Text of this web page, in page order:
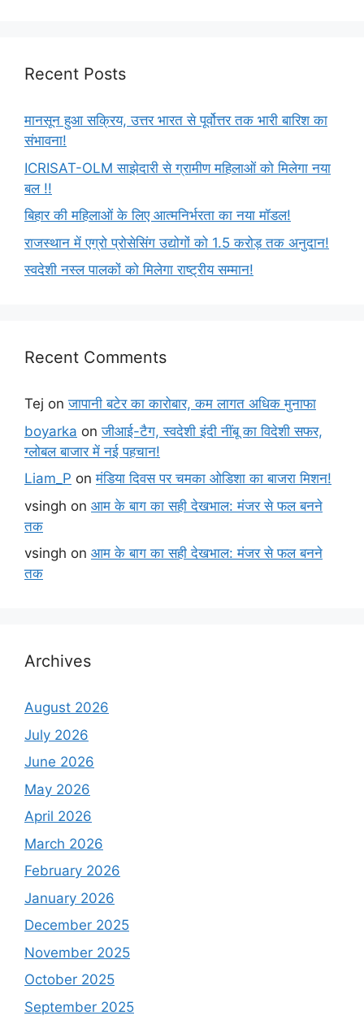
Recent Posts
मानसून हुआ सक्रिय, उत्तर भारत से पूर्वोत्तर तक भारी बारिश का
संभावना!
ICRISAT-OLM साझेदारी से ग्रामीण महिलाओं को मिलेगा नया
बल !!
बिहार की महिलाओं के लिए आत्मनिर्भरता का नया मॉडल!
राजस्थान में एग्रो प्रोसेसिंग उद्योगों को 1.5 करोड़ तक अनुदान!
स्वदेशी नस्ल पालकों को मिलेगा राष्ट्रीय सम्मान!
Recent Comments
Tej onजापानी बटेर का कारोबार, कम लागत अधिक मुनाफा
boyarka onजीआई-टैग, स्वदेशी इंदी नींबू का विदेशी सफर,
ग्लोबल बाजार में नई पहचान!
Liam_P onमंडिया दिवस पर चमका ओडिशा का बाजरा मिशन!
vsingh on आम के बाग का सही देखभाल: मंजर से फल बनने
तक
vsingh on आम के बाग का सही देखभाल: मंजर से फल बनने
तक
Archives
August 2026
July 2026
June 2026
May 2026
April 2026
March 2026
February 2026
January 2026
December 2025
November 2025
October 2025
September 2025